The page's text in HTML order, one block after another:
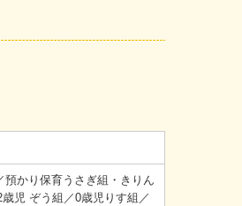
かり保育うさぎ組・きりん
児 ぞう組／0歳児りす組／